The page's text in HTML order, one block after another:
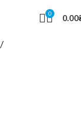
0 0.00